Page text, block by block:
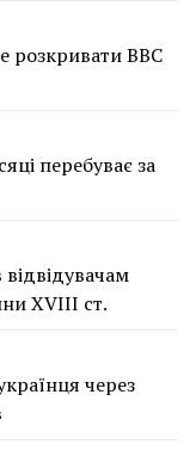
розкривати BBC
перебуває за
XVIII ст.
через